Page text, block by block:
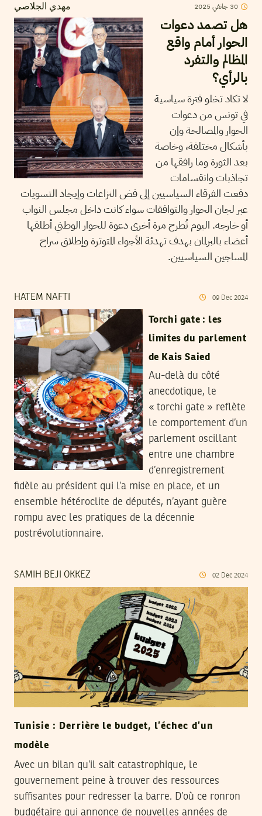
مهدي الجلاصي 30 جانفي 2025
هل تصمد دعوات
الحوار أمام واقع
المظالم والتفرد
بالرأي؟
لا تكاد تخلو فترة سياسية
في تونس من دعوات
الحوار والمصالحة وإن
بأشكال مختلفة، وخاصة
بعد الثورة وما رافقها من
تجاذبات وانقسامات
دفعت الفرقاء السياسيين إلى فض النزاعات وإيجاد التسويات
عبر لجان الحوار والتوافقات سواء كانت داخل مجلس النواب
أو خارجه. اليوم تُطرح مرة أخرى دعوة للحوار الوطني أطلقها
أعضاء بالبرلمان بهدف تهدئة الأجواء المتوترة وإطلاق سراح
المساجين السياسيين.
HATEM NAFTI 09 Dec 2024
Torchi gate : les
limites du parlement
de Kais Saied
Au-delà du côté
anecdotique, le
« torchi gate » reflète
le comportement d’un
parlement oscillant
entre une chambre
d’enregistrement
fidèle au président qui l’a mise en place, et un
ensemble hétéroclite de députés, n’ayant guère
rompu avec les pratiques de la décennie
postrévolutionnaire.
SAMIH BEJI OKKEZ 02 Dec 2024
Tunisie : Derrière le budget, l’échec d’un
modèle
Avec un bilan qu’il sait catastrophique, le
gouvernement peine à trouver des ressources
suffisantes pour redresser la barre. D’où ce ronron
budgétaire qui annonce de nouvelles années de